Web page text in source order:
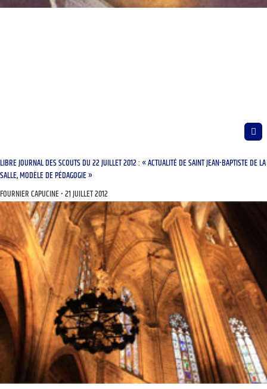
LIBRE JOURNAL DES SCOUTS DU 22 JUILLET 2012 : « ACTUALITÉ DE SAINT JEAN-BAPTISTE DE LA
SALLE, MODÈLE DE PÉDAGOGIE »
FOURNIER CAPUCINE 21 JUILLET 2012